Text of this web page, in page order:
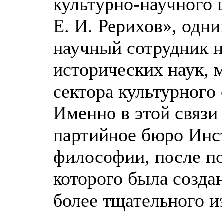
Е. И. Рерихов»,
научный сотрудник
исторических
сектора
Именно в этой
партийное бюро
философии, после
которого была
более тщательного